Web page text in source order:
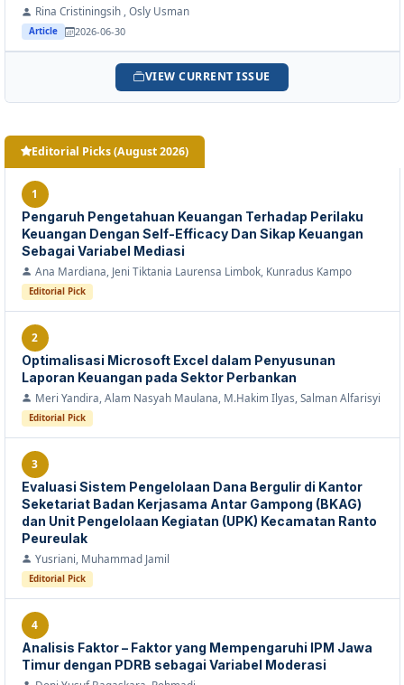
Rina Cristiningsih , Osly Usman
Article 2026-06-30
VIEW CURRENT ISSUE
Editorial Picks (August 2026)
1
Pengaruh Pengetahuan Keuangan Terhadap Perilaku
Keuangan Dengan Self-Efficacy Dan Sikap Keuangan
Sebagai Variabel Mediasi
Ana Mardiana, Jeni Tiktania Laurensa Limbok, Kunradus Kampo
Editorial Pick
2
Optimalisasi Microsoft Excel dalam Penyusunan
Laporan Keuangan pada Sektor Perbankan
Meri Yandira, Alam Nasyah Maulana, M.Hakim Ilyas, Salman Alfarisyi
Editorial Pick
3
Evaluasi Sistem Pengelolaan Dana Bergulir di Kantor
Seketariat Badan Kerjasama Antar Gampong (BKAG)
dan Unit Pengelolaan Kegiatan (UPK) Kecamatan Ranto
Peureulak
Yusriani, Muhammad Jamil
Editorial Pick
4
Analisis Faktor – Faktor yang Mempengaruhi IPM Jawa
Timur dengan PDRB sebagai Variabel Moderasi